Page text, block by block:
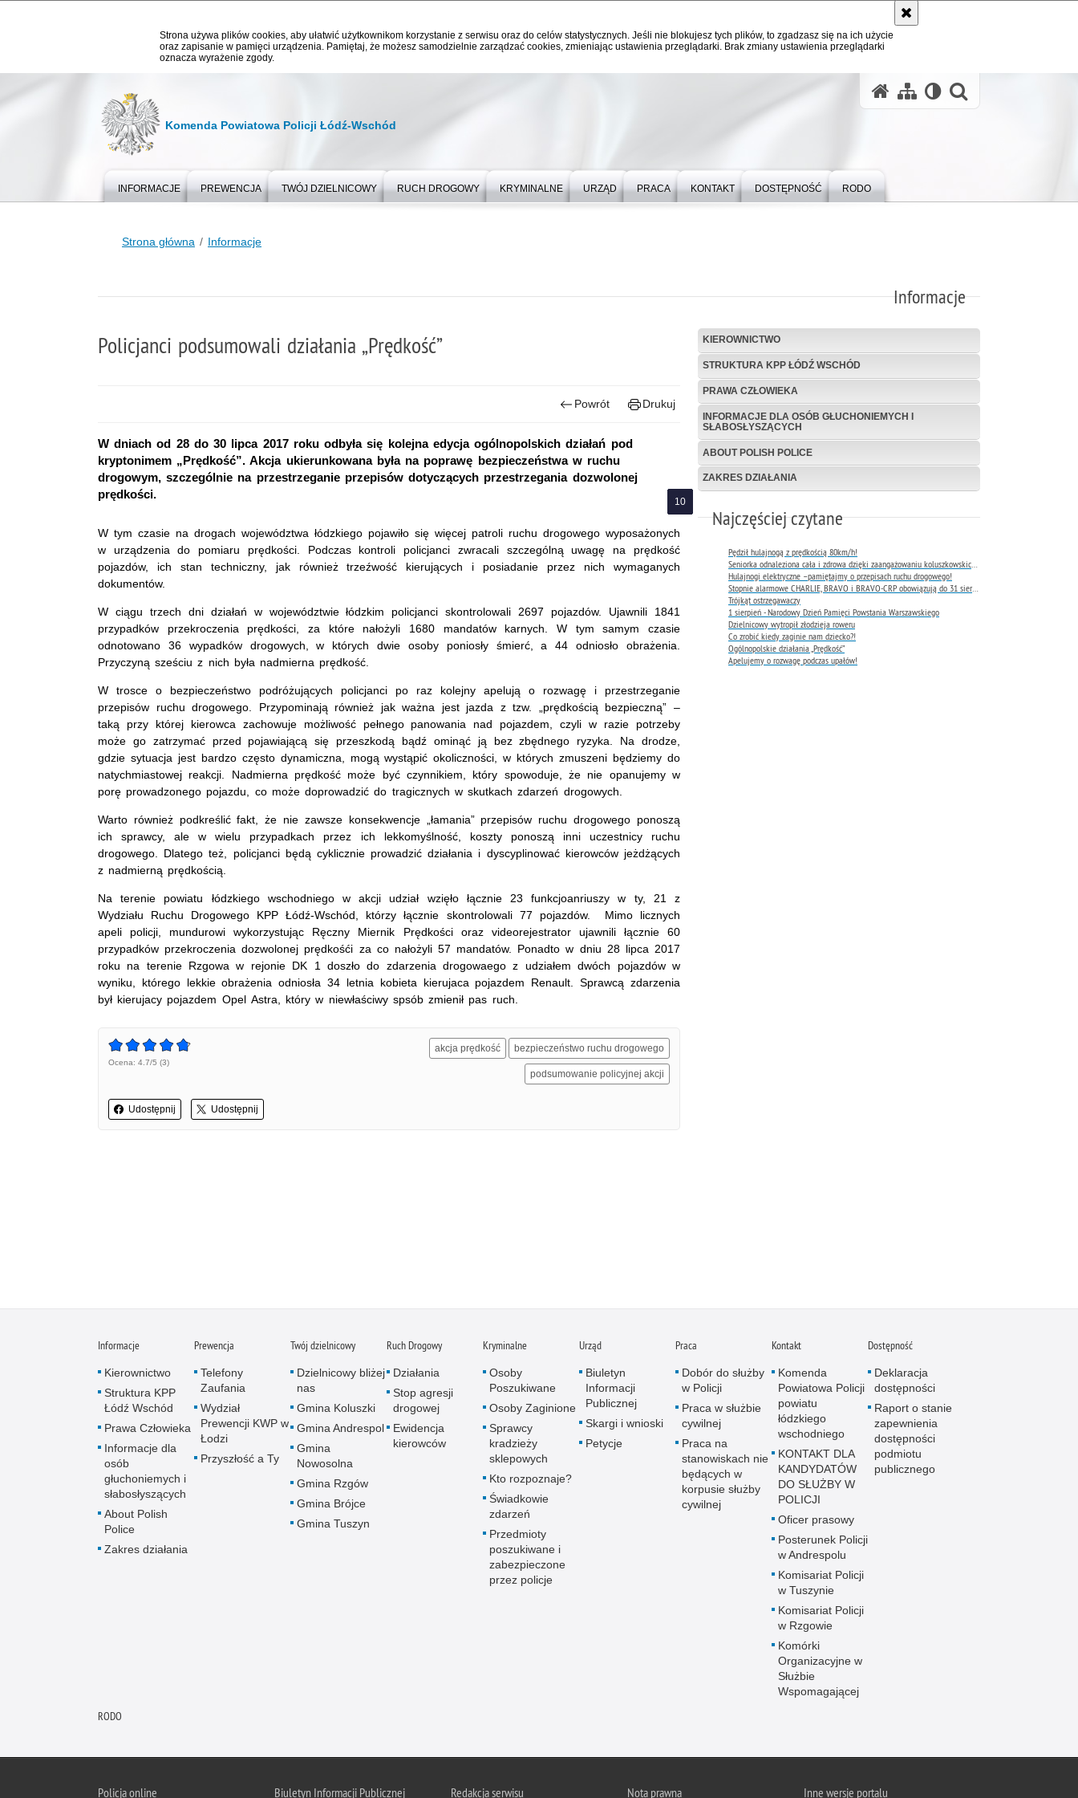
Strona używa plików cookies, aby ułatwić użytkownikom korzystanie z serwisu oraz do celów statystycznych. Jeśli nie blokujesz tych plików, to zgadzasz się na ich użycie
oraz zapisanie w pamięci urządzenia. Pamiętaj, że możesz samodzielnie zarządzać cookies, zmieniając ustawienia przeglądarki. Brak zmiany ustawienia przeglądarki
oznacza wyrażenie zgody.
Komenda Powiatowa Policji Łódź-Wschód
INFORMACJE PREWENCJA TWÓJ DZIELNICOWY RUCH DROGOWY KRYMINALNE URZĄD PRACA KONTAKT DOSTĘPNOŚĆ RODO
Strona główna Informacje
Informacje
Policjanci podsumowali działania „Prędkość”
Powrót Drukuj
W dniach od 28 do 30 lipca 2017 roku odbyła się kolejna edycja ogólnopolskich działań pod
kryptonimem „Prędkość”. Akcja ukierunkowana była na poprawę bezpieczeństwa w ruchu
drogowym, szczególnie na przestrzeganie przepisów dotyczących przestrzegania dozwolonej
prędkości.
W tym czasie na drogach województwa łódzkiego pojawiło się więcej patroli ruchu drogowego wyposażonych
w urządzenia do pomiaru prędkości. Podczas kontroli policjanci zwracali szczególną uwagę na prędkość
pojazdów, ich stan techniczny, jak również trzeźwość kierujących i posiadanie przez nich wymaganych
dokumentów.
W ciągu trzech dni działań w województwie łódzkim policjanci skontrolowali 2697 pojazdów. Ujawnili 1841
przypadków przekroczenia prędkości, za które nałożyli 1680 mandatów karnych. W tym samym czasie
odnotowano 36 wypadków drogowych, w których dwie osoby poniosły śmierć, a 44 odniosło obrażenia.
Przyczyną sześciu z nich była nadmierna prędkość.
W trosce o bezpieczeństwo podróżujących policjanci po raz kolejny apelują o rozwagę i przestrzeganie
przepisów ruchu drogowego. Przypominają również jak ważna jest jazda z tzw. „prędkością bezpieczną” –
taką przy której kierowca zachowuje możliwość pełnego panowania nad pojazdem, czyli w razie potrzeby
może go zatrzymać przed pojawiającą się przeszkodą bądź ominąć ją bez zbędnego ryzyka. Na drodze,
gdzie sytuacja jest bardzo często dynamiczna, mogą wystąpić okoliczności, w których zmuszeni będziemy do
natychmiastowej reakcji. Nadmierna prędkość może być czynnikiem, który spowoduje, że nie opanujemy w
porę prowadzonego pojazdu, co może doprowadzić do tragicznych w skutkach zdarzeń drogowych.
Warto również podkreślić fakt, że nie zawsze konsekwencje „łamania” przepisów ruchu drogowego ponoszą
ich sprawcy, ale w wielu przypadkach przez ich lekkomyślność, koszty ponoszą inni uczestnicy ruchu
drogowego. Dlatego też, policjanci będą cyklicznie prowadzić działania i dyscyplinować kierowców jeżdżących
z nadmierną prędkością.
Na terenie powiatu łódzkiego wschodniego w akcji udział wzięło łącznie 23 funkcjoanriuszy w ty, 21 z
Wydziału Ruchu Drogowego KPP Łódź-Wschód, którzy łącznie skontrolowali 77 pojazdów. Mimo licznych
apeli policji, mundurowi wykorzystując Ręczny Miernik Prędkości oraz videorejestrator ujawnili łącznie 60
przypadków przekroczenia dozwolonej prędkośći za co nałożyli 57 mandatów. Ponadto w dniu 28 lipca 2017
roku na terenie Rzgowa w rejonie DK 1 doszło do zdarzenia drogowaego z udziałem dwóch pojazdów w
wyniku, którego lekkie obrażenia odniosła 34 letnia kobieta kierujaca pojazdem Renault. Sprawcą zdarzenia
był kierujacy pojazdem Opel Astra, który w niewłaściwy spsób zmienił pas ruch.
Ocena: 4.7/5 (3)
Udostępnij Udostępnij
akcja prędkość bezpieczeństwo ruchu drogowego
podsumowanie policyjnej akcji
KIEROWNICTWO
STRUKTURA KPP ŁÓDŹ WSCHÓD
PRAWA CZŁOWIEKA
INFORMACJE DLA OSÓB GŁUCHONIEMYCH I
SŁABOSŁYSZĄCYCH
ABOUT POLISH POLICE
ZAKRES DZIAŁANIA
Najczęściej czytane
Pędził hulajnogą z prędkością 80km/h!
Hulajnogi elektryczne –pamiętajmy o przepisach ruchu drogowego!
Stopnie alarmowe CHARLIE, BRAVO i BRAVO-CRP obowiązują do 31 sierpnia 2026 r.
Trójkąt ostrzegawaczy
1 sierpień - Narodowy Dzień Pamięci Powstania Warszawskiego
Dzielnicowy wytropił złodzieja roweru
Co zrobić kiedy zaginie nam dziecko?!
Ogólnopolskie działania „Prędkość”
Apelujemy o rozwagę podczas upałów!
Informacje
Kierownictwo
Struktura KPP
Łódź Wschód
Prawa Człowieka
Informacje dla
osób
głuchoniemych i
słabosłyszących
About Polish
Police
Zakres działania
Prewencja
Telefony
Zaufania
Wydział
Prewencji KWP w
Łodzi
Przyszłość a Ty
Twój dzielnicowy
Dzielnicowy bliżej
nas
Gmina Koluszki
Gmina Andrespol
Gmina
Nowosolna
Gmina Rzgów
Gmina Brójce
Gmina Tuszyn
Ruch Drogowy
Działania
Stop agresji
drogowej
Ewidencja
kierowców
Kryminalne
Osoby
Poszukiwane
Osoby Zaginione
Sprawcy
kradzieży
sklepowych
Kto rozpoznaje?
Świadkowie
zdarzeń
Przedmioty
poszukiwane i
zabezpieczone
przez policje
Urząd
Biuletyn
Informacji
Publicznej
Skargi i wnioski
Petycje
Praca
Dobór do służby
w Policji
Praca w służbie
cywilnej
Praca na
stanowiskach nie
będących w
korpusie służby
cywilnej
Kontakt
Komenda
Powiatowa Policji
powiatu
łódzkiego
wschodniego
KONTAKT DLA
KANDYDATÓW
DO SŁUŻBY W
POLICJI
Oficer prasowy
Posterunek Policji
w Andrespolu
Komisariat Policji
w Tuszynie
Komisariat Policji
w Rzgowie
Komórki
Organizacyjne w
Służbie
Wspomagającej
Dostępność
Deklaracja
dostępności
Raport o stanie
zapewnienia
dostępności
podmiotu
publicznego
RODO
Policja online Biuletyn Informacji Publicznej Redakcja serwisu Nota prawna Inne wersje portalu